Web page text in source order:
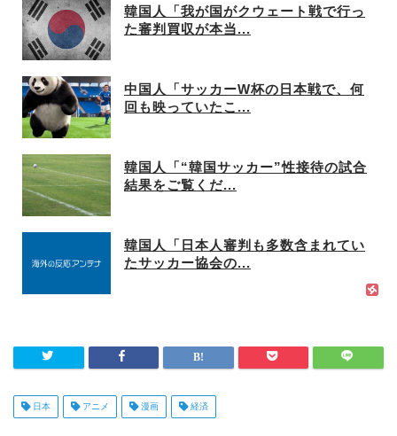
韓国人「我が国がクウェート戦で行っ
た審判買収が本当...
中国人「サッカーW杯の日本戦で、何
回も映っていたこ...
韓国人「“韓国サッカー”性接待の試合
結果をご覧くだ...
韓国人「日本人審判も多数含まれてい
たサッカー協会の...
日本 アニメ 漫画 経済